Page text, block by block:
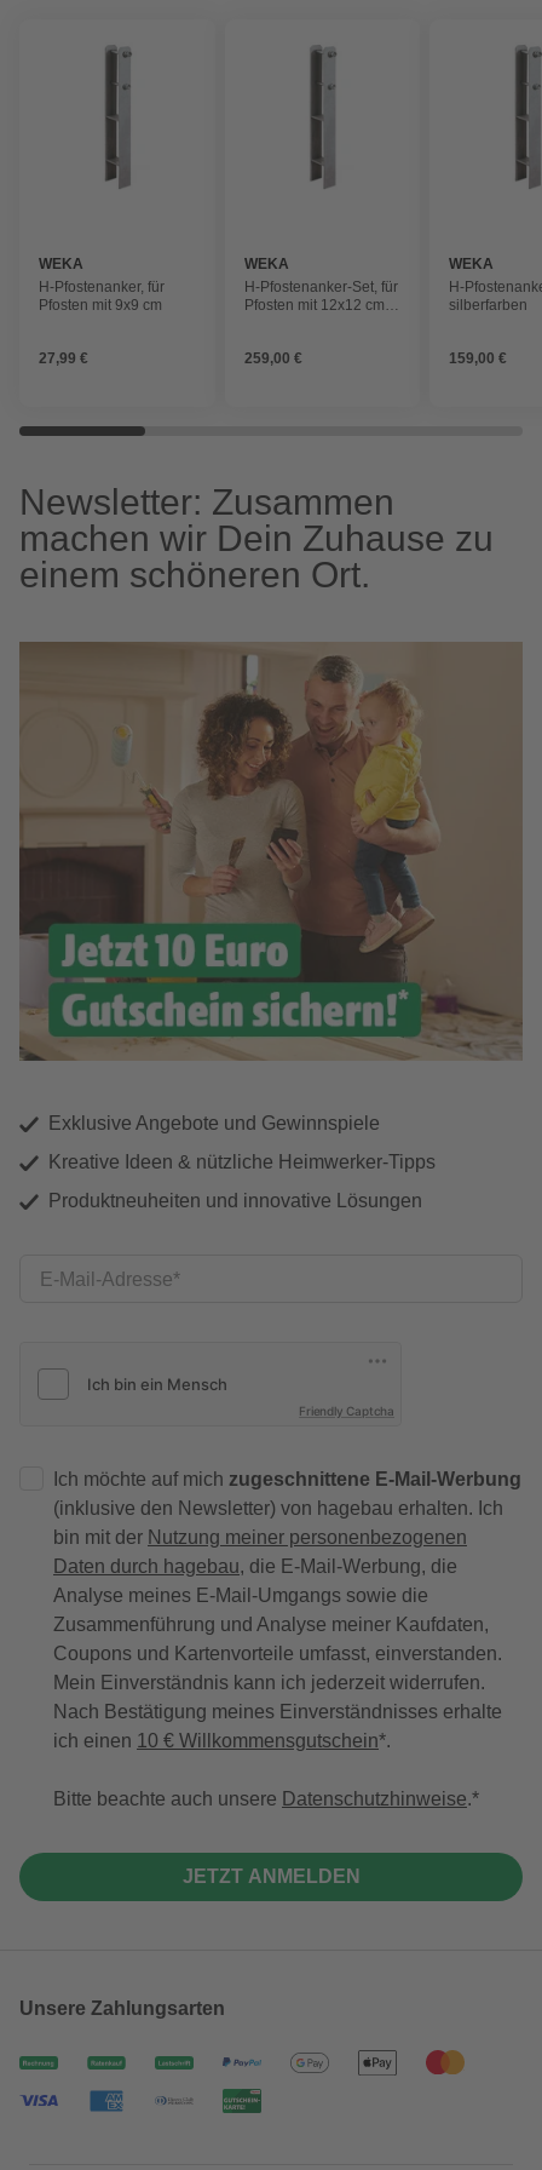
WEKA
H-Pfostenanker, für
Pfosten mit 9x9 cm
27,99 €
WEKA
H-Pfostenanker-Set, für
Pfosten mit 12x12 cm,
259,00 €
WEKA
H-
silberfarben
159,00 €
Newsletter: Zusammen
machen wir Dein Zuhause zu
einem schöneren Ort.
Exklusive Angebote und Gewinnspiele
Kreative Ideen & nützliche Heimwerker-Tipps
Produktneuheiten und innovative Lösungen
E-Mail-Adresse
Friendly Captcha
Ich möchte auf mich zugeschnittene E-Mail-Werbung
(inklusive den Newsletter) von hagebau erhalten. Ich
bin mit der Nutzung meiner personenbezogenen
Daten durch hagebau, die E-Mail-Werbung, die
Analyse meines E-Mail-Umgangs sowie die
Zusammenführung und Analyse meiner Kaufdaten,
Coupons und Kartenvorteile umfasst, einverstanden.
Mein Einverständnis kann ich jederzeit widerrufen.
Nach Bestätigung meines Einverständnisses erhalte
ich einen 10 € Willkommensgutschein*.
Bitte beachte auch unsere Datenschutzhinweise.
JETZT ANMELDEN
Unsere Zahlungsarten